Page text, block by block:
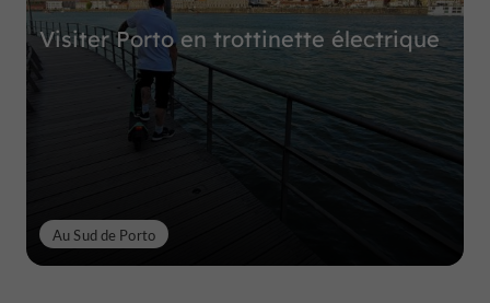
Visiter Porto en trottinette électrique
Au Sud de Porto